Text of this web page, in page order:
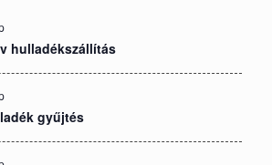
hulladékszállítás
gyűjtés